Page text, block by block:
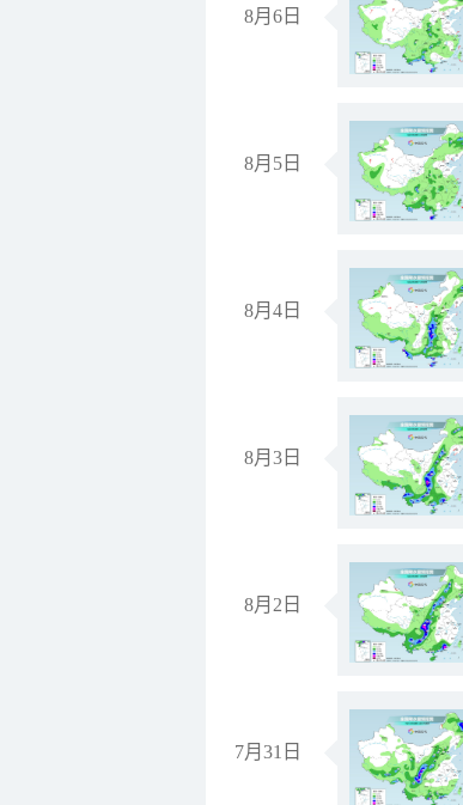
8月6日
8月5日
8月4日
8月3日
8月2日
7月31日